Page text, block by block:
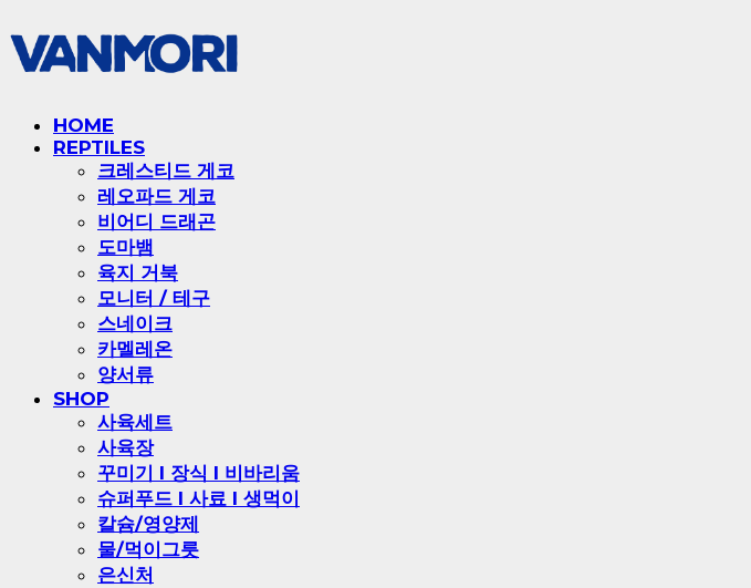
HOME
REPTILES
크레스티드 게코
레오파드 게코
비어디 드래곤
도마뱀
육지 거북
모니터 / 테구
스네이크
카멜레온
양서류
SHOP
사육세트
사육장
꾸미기 l 장식 l 비바리움
슈퍼푸드 l 사료 l 생먹이
칼슘/영양제
물/먹이그릇
은신처